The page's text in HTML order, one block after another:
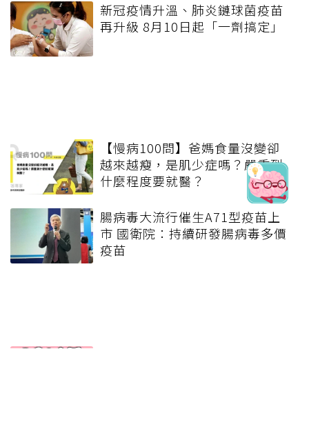
新冠疫情升溫、肺炎鏈球菌疫苗
再升級 8月10日起「一劑搞定」
【慢病100問】爸媽食量沒變卻
越來越瘦，是肌少症嗎？嚴重到
什麼程度要就醫？
腸病毒大流行催生A71型疫苗上
市 國衛院：持續研發腸病毒多價
疫苗